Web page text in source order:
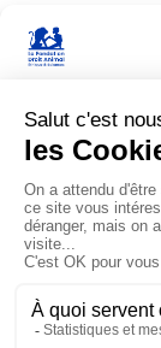
Sur ce site, nous
lorsque vous y
navigation.